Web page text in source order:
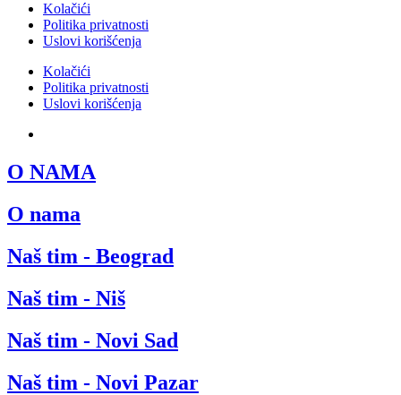
Kolačići
Politika privatnosti
Uslovi korišćenja
Kolačići
Politika privatnosti
Uslovi korišćenja
O NAMA
O nama
Naš tim - Beograd
Naš tim - Niš
Naš tim - Novi Sad
Naš tim - Novi Pazar